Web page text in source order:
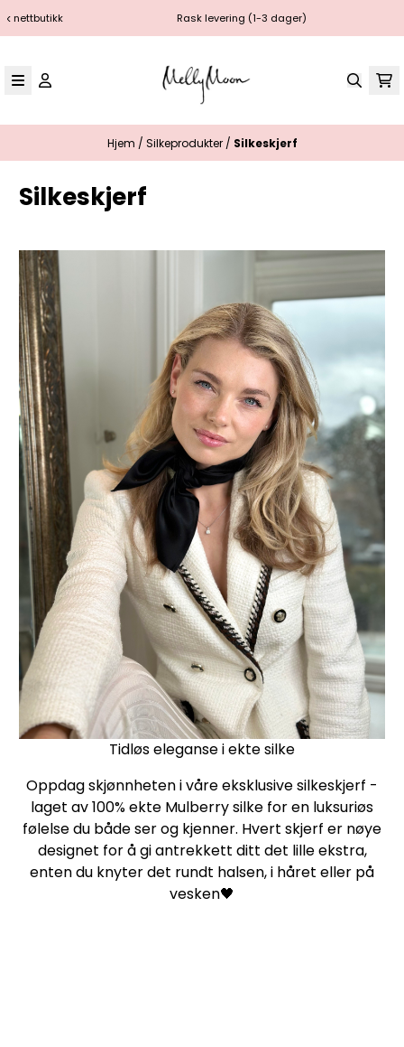
Hopp til innhold Rask levering (1-3 dager)
Hjem / Silkeprodukter / Silkeskjerf
Silkeskjerf
Tidløs eleganse i ekte silke
Oppdag skjønnheten i våre eksklusive silkeskjerf -
laget av 100% ekte Mulberry silke for en luksuriøs
følelse du både ser og kjenner. Hvert skjerf er nøye
designet for å gi antrekkett ditt det lille ekstra,
enten du knyter det rundt halsen, i håret eller på
vesken🖤